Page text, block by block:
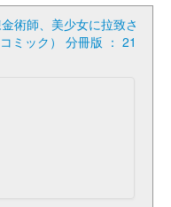
術師、美少女に拉致さ
ミック） 分冊版 ： 21